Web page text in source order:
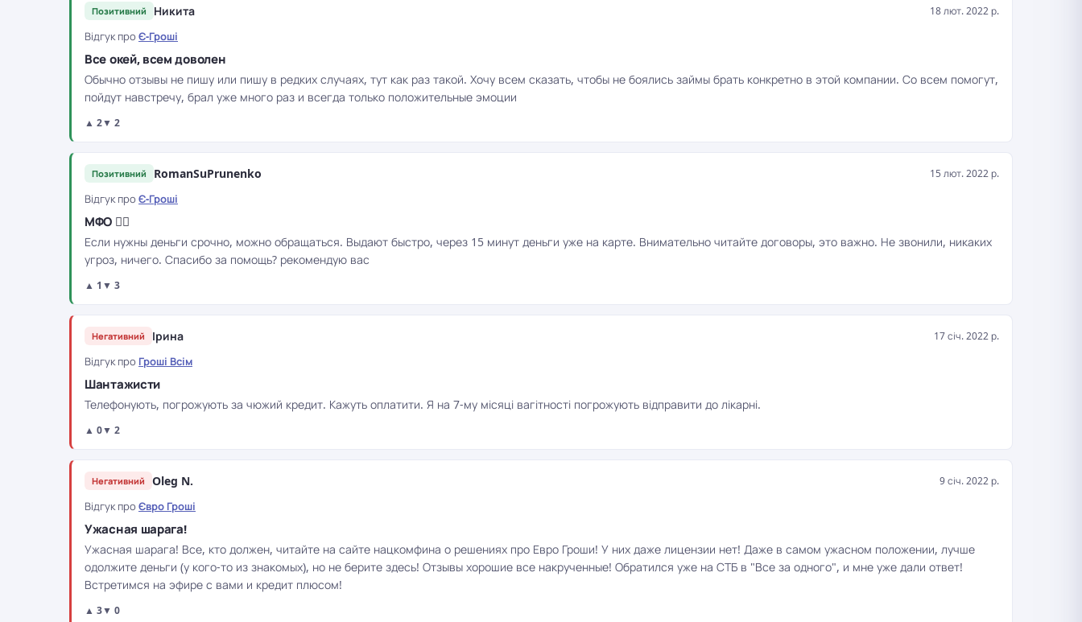
Позитивний Никита 18 лют. 2022 р.
Відгук проЄ-Гроші
Все окей, всем доволен
Обычно отзывы не пишу или пишу в редких случаях, тут как раз такой. Хочу всем сказать, чтобы не боялись займы брать конкретно в этой компании. Со всем помогут,
пойдут навстречу, брал уже много раз и всегда только положительные эмоции
▲ 2▼ 2
Позитивний RomanSuPrunenko 15 лют. 2022 р.
Відгук проЄ-Гроші
МФО 👍🏻
Если нужны деньги срочно, можно обращаться. Выдают быстро, через 15 минут деньги уже на карте. Внимательно читайте договоры, это важно. Не звонили, никаких
угроз, ничего. Спасибо за помощь? рекомендую вас
▲ 1 ▼ 3
Негативний Ірина 17 січ. 2022 р.
Відгук про Гроші Всім
Шантажисти
Телефонують, погрожують за чюжий кредит. Кажуть оплатити. Я на 7-му місяці вагітності погрожують відправити до лікарні.
▲ 0▼ 2
Негативний Oleg N. 9 січ. 2022 р.
Відгук проЄвро Гроші
Ужасная шарага!
Ужасная шарага! Все, кто должен, читайте на сайте нацкомфина о решениях про Евро Гроши! У них даже лицензии нет! Даже в самом ужасном положении, лучше
одолжите деньги (у кого-то из знакомых), но не берите здесь! Отзывы хорошие все накрученные! Обратился уже на СТБ в "Все за одного", и мне уже дали ответ!
Встретимся на эфире с вами и кредит плюсом!
▲ 3▼ 0